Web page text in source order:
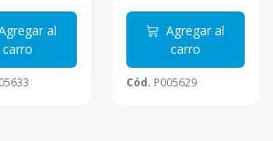
al
carro
Agregar al
carro
Cód. P005629